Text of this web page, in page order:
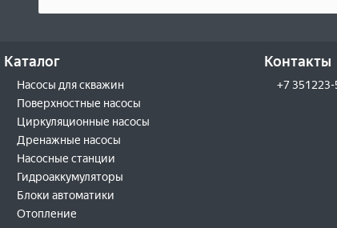
Каталог
Насосы для скважин
Поверхностные насосы
Циркуляционные насосы
Дренажные насосы
Насосные станции
Гидроаккумуляторы
Блоки автоматики
Отопление
Контакты
+7